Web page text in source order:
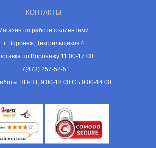
КОНТАКТЫ
по работе с клиентами:
г. Воронеж, Текстильщиков 4
по Воронежу 11.00-17.00
+7(473) 257-52-51
ПН-ПТ, 9.00-18.00 СБ 9.00-14.00